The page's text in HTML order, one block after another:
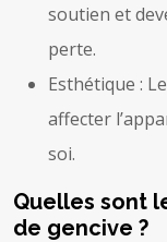
soutien et
perte.
Esthétique :
affecter
soi.
Quelles sont
de gencive ?